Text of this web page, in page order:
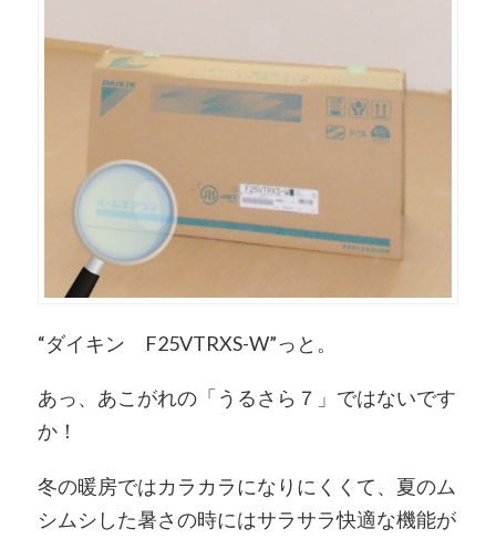
“ダイキン F25VTRXS-W”っと。
あっ、あこがれの「うるさら７」ではないです
か！
冬の暖房ではカラカラになりにくくて、夏のム
シムシした暑さの時にはサラサラ快適な機能が